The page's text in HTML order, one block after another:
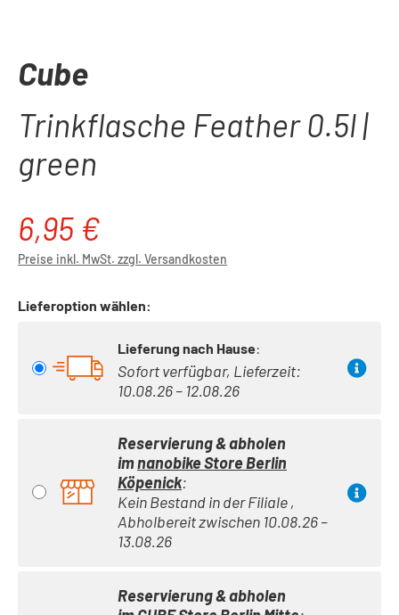
Cube
Trinkflasche Feather 0.5l |
green
Regulärer Preis:
6,95 €
Preise inkl. MwSt. zzgl. Versandkosten
Lieferoption wählen:
Lieferung nach Hause:
Sofort verfügbar, Lieferzeit:
10.08.26 – 12.08.26
Reservierung & abholen
imnanobike Store Berlin
Köpenick:
Kein Bestand in der Filiale ,
Abholbereit zwischen 10.08.26 –
13.08.26
Reservierung & abholen